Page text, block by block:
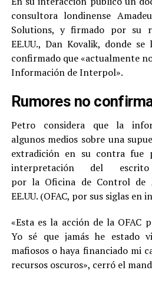
consultora londinense
Solutions, y firmado por su
EE.UU., Dan Kovalik, donde
confirmado que «actualmente
Información de Interpol».
Rumores no
Petro considera que la
algunos medios sobre una
extradición en su contra fue
interpretación del
por la Oficina de Control de
EE.UU. (OFAC, por sus siglas en
«Esta es la acción de la OFAC
Yo sé que jamás he estado
mafiosos o haya financiado mi
recursos oscuros», cerró el